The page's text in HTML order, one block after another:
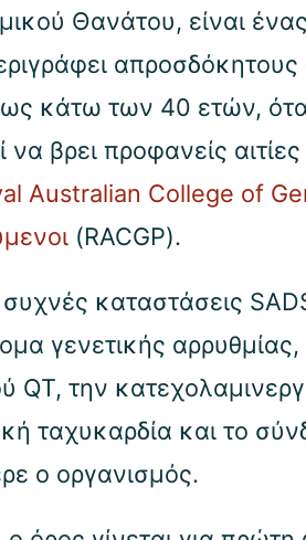
Θανάτου, είναι
κάτω των 40 ετών,
να βρει προφανείς
Australian College of
(RACGP).
συχνές καταστάσεις
γενετικής
QT, την
ταχυκαρδία και το
ο οργανισμός.